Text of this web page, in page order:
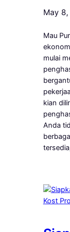
May
Mau
mulai
kian
Anda